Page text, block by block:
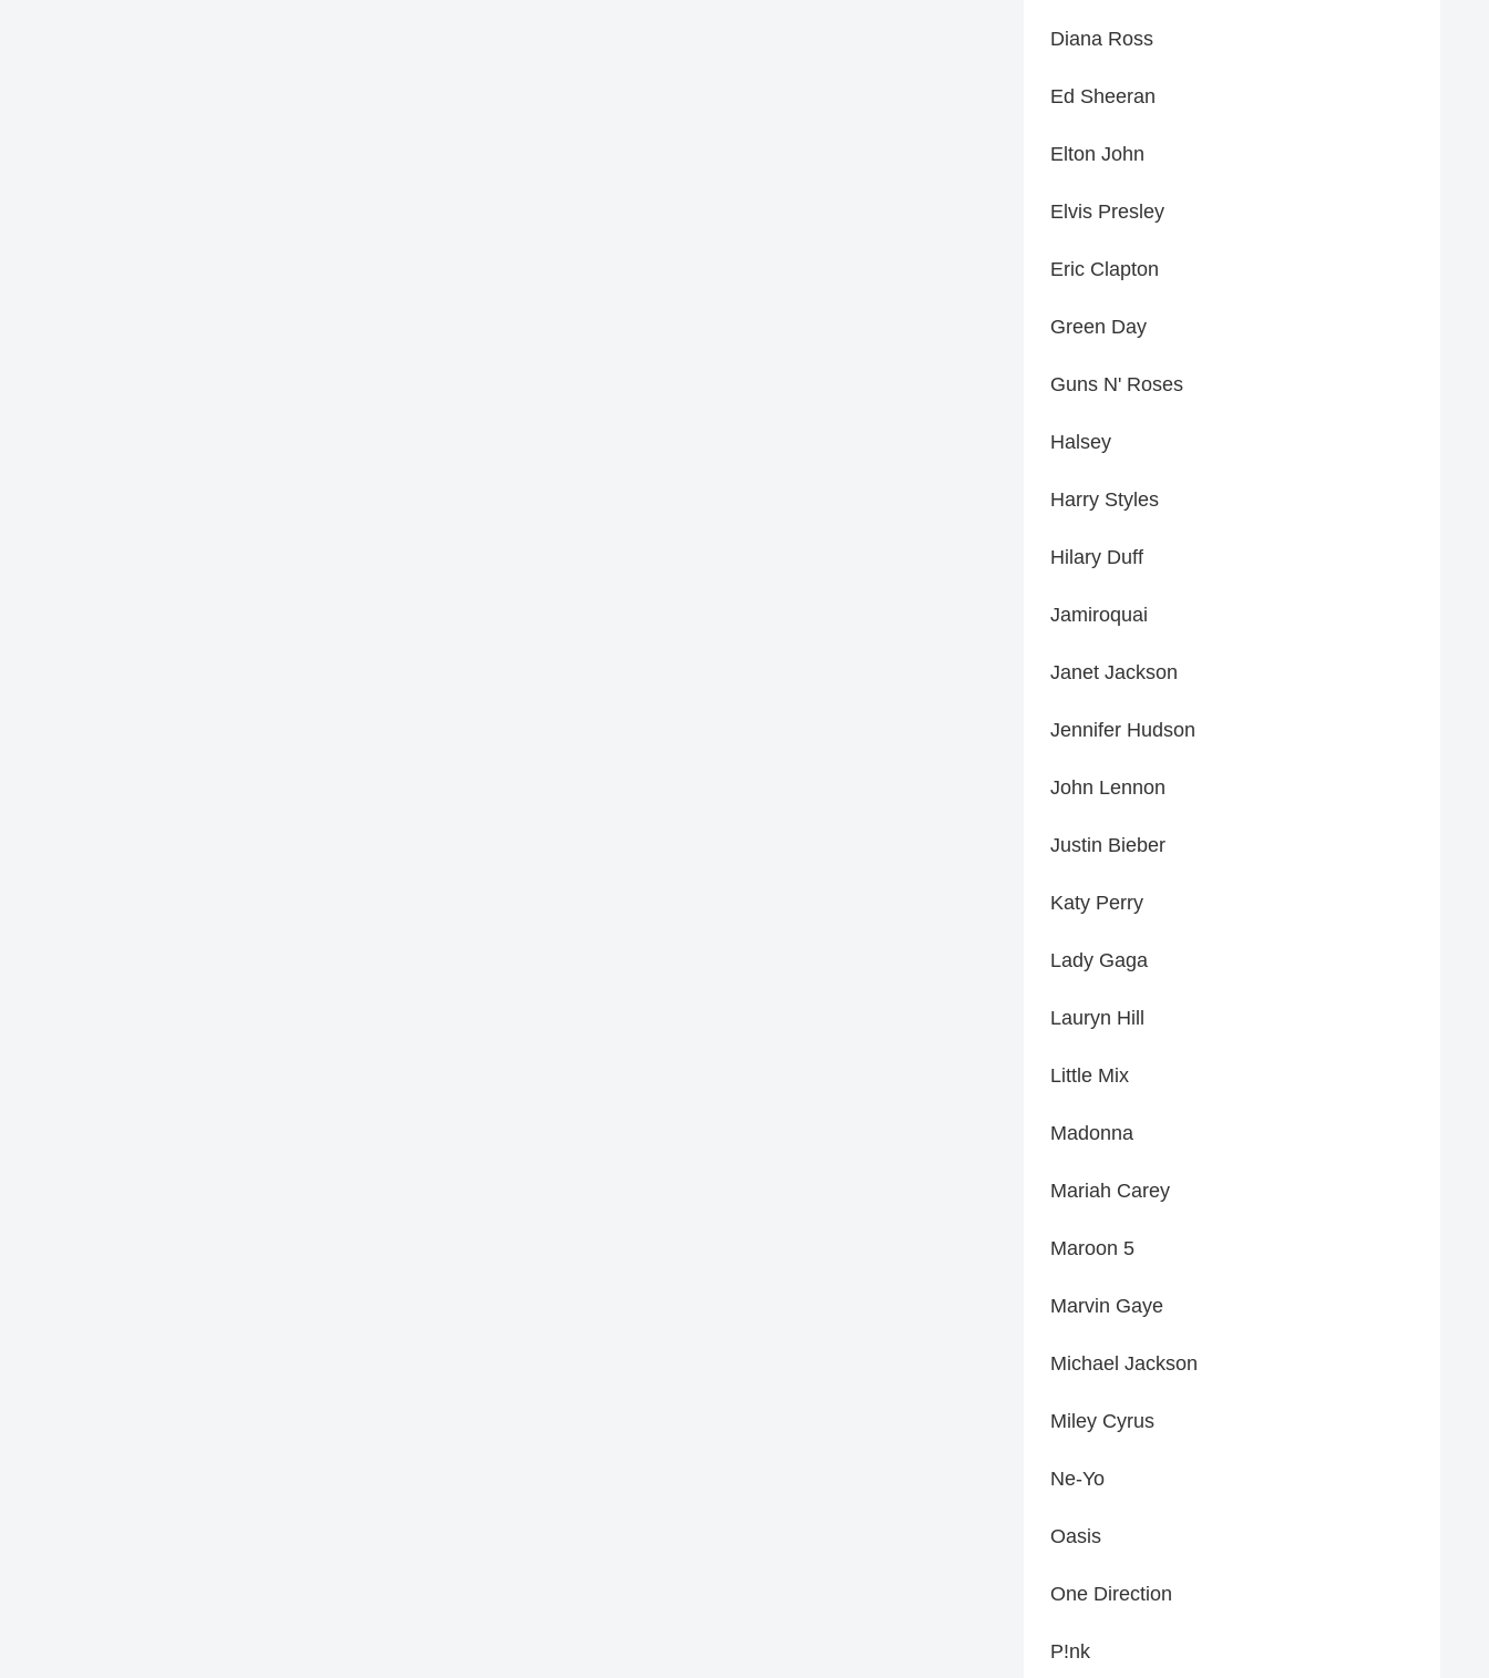
Diana Ross
Ed Sheeran
Elton John
Elvis Presley
Eric Clapton
Green Day
Guns N' Roses
Halsey
Harry Styles
Hilary Duff
Jamiroquai
Janet Jackson
Jennifer Hudson
John Lennon
Justin Bieber
Katy Perry
Lady Gaga
Lauryn Hill
Little Mix
Madonna
Mariah Carey
Maroon 5
Marvin Gaye
Michael Jackson
Miley Cyrus
Ne-Yo
Oasis
One Direction
P!nk